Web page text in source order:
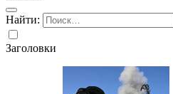
Найти:
Заголовки